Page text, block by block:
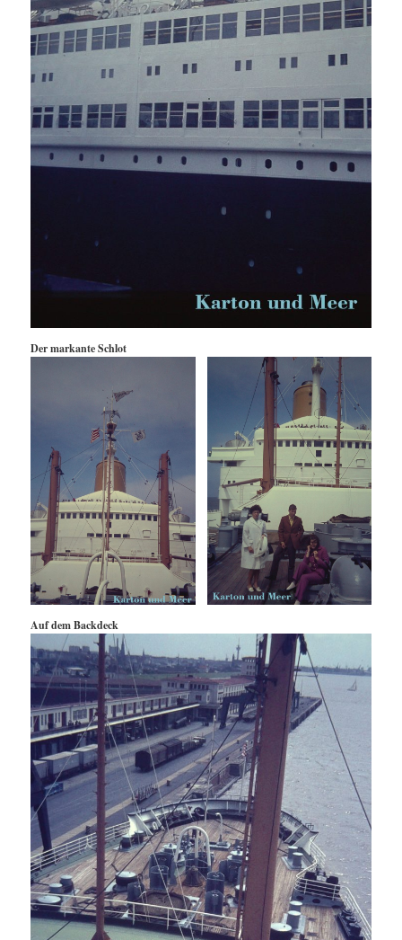
Der markante Schlot
Auf dem Backdeck